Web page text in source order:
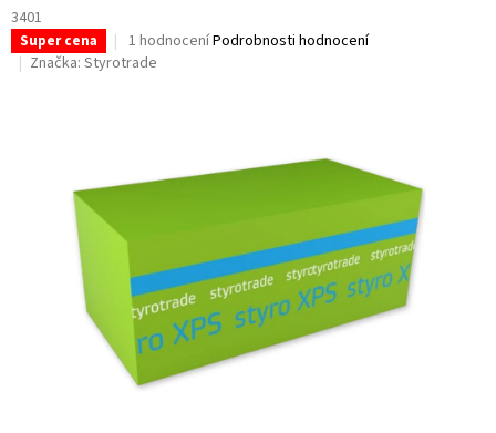
3401
Super cena
Průměrné
hodnocení
hvězdiček.
1 hodnoceníPodrobnosti hodnocení
Značka: Styrotrade